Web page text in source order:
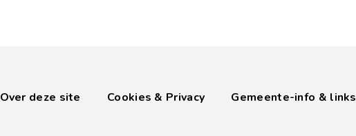
Over deze site Cookies & Privacy Gemeente-info & links